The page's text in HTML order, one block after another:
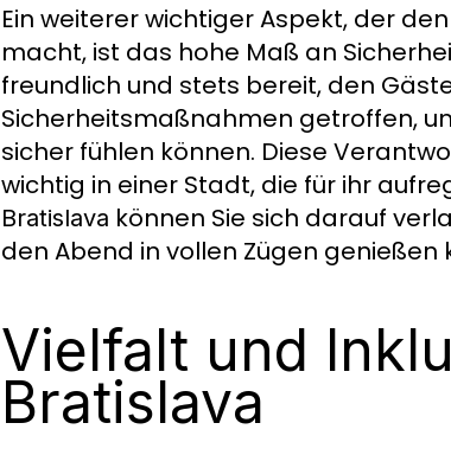
Ein weiterer wichtiger Aspekt, der
macht, ist das hohe Maß an
freundlich und stets bereit, den
Sicherheitsmaßnahmen getroffen,
sicher fühlen können. Diese
wichtig in einer Stadt, die für ihr
Bratislava können Sie sich darauf
den Abend in vollen Zügen genießen
Vielfalt und
Bratislava